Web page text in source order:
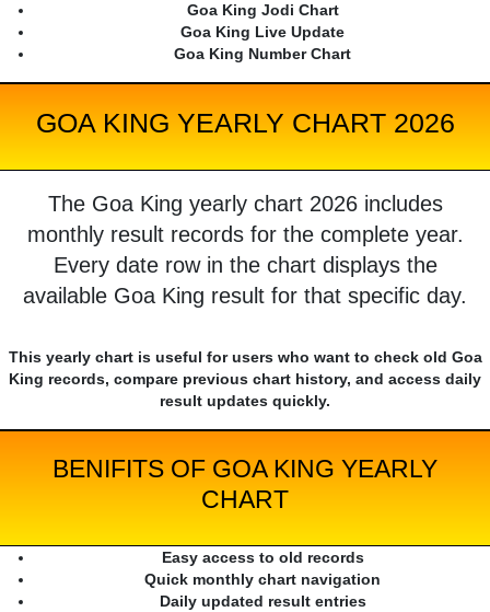
Goa King Jodi Chart
Goa King Live Update
Goa King Number Chart
GOA KING YEARLY CHART 2026
The Goa King yearly chart 2026 includes
monthly result records for the complete year.
Every date row in the chart displays the
available Goa King result for that specific day.
This yearly chart is useful for users who want to check old Goa
King records, compare previous chart history, and access daily
result updates quickly.
BENIFITS OF GOA KING YEARLY
CHART
Easy access to old records
Quick monthly chart navigation
Daily updated result entries